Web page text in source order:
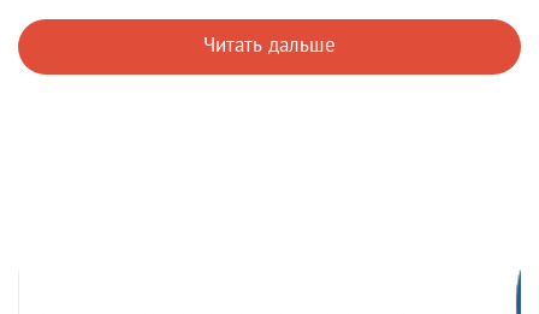
Читать дальше